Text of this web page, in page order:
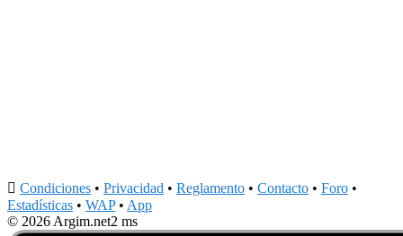
 Condiciones • Privacidad • Reglamento • Contacto • Foro •
Estadísticas • WAP• App
© 2026 Argim.net2 ms